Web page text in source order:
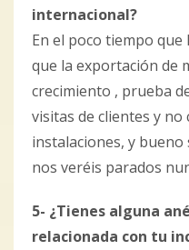
internacional?
En el poco tiempo que
que la exportación de
crecimiento , prueba
visitas de clientes y
instalaciones, y
nos veréis parados
5- ¿Tienes alguna
relacionada con tu